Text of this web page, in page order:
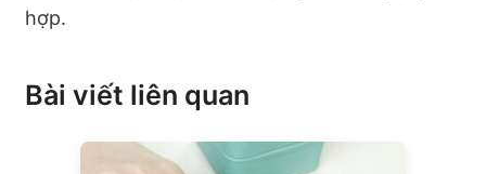
hợp.
Bài viết liên quan